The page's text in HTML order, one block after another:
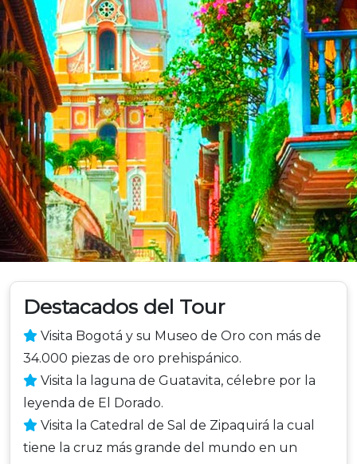
Destacados del Tour
Visita Bogotá y su Museo de Oro con más de
34.000 piezas de oro prehispánico.
Visita la laguna de Guatavita, célebre por la
leyenda de El Dorado.
Visita la Catedral de Sal de Zipaquirá la cual
tiene la cruz más grande del mundo en un